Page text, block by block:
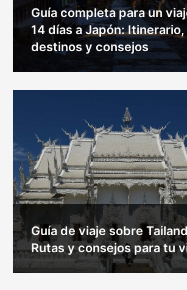
Guía completa para un
14 días a Japón: Itinerario,
destinos y consejos
Guía de viaje sobre
Rutas y consejos para tu